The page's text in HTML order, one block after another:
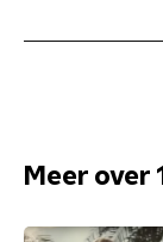
Meer over